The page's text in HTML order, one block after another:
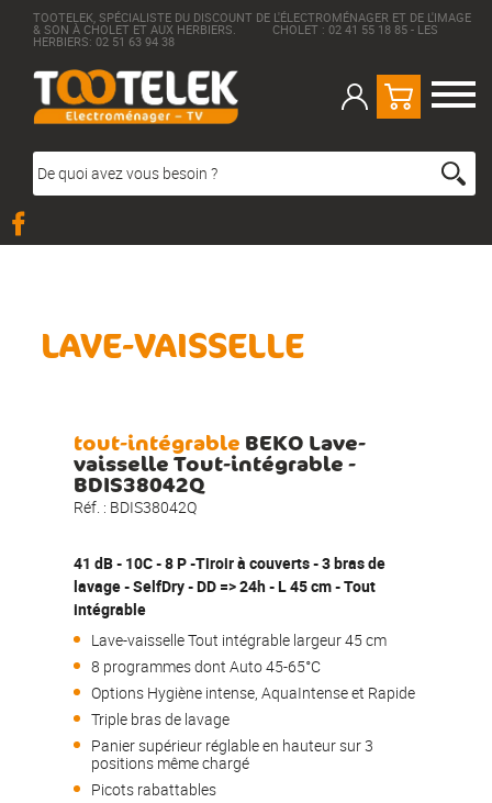
TOOTELEK, SPÉCIALISTE DU DISCOUNT DE L'ÉLECTROMÉNAGER ET DE L'IMAGE
& SON À CHOLET ET AUX HERBIERS. CHOLET : 02 41 55 18 85 - LES
HERBIERS: 02 51 63 94 38
LAVE-VAISSELLE
tout-intégrable BEKO Lave-
vaisselle Tout-intégrable -
BDIS38042Q
Réf. : BDIS38042Q
41 dB - 10C - 8 P -Tiroir à couverts - 3 bras de
lavage - SelfDry - DD => 24h - L 45 cm - Tout
intégrable
Lave-vaisselle Tout intégrable largeur 45 cm
8 programmes dont Auto 45-65°C
Options Hygiène intense, AquaIntense et Rapide
Triple bras de lavage
Panier supérieur réglable en hauteur sur 3
positions même chargé
Picots rabattables